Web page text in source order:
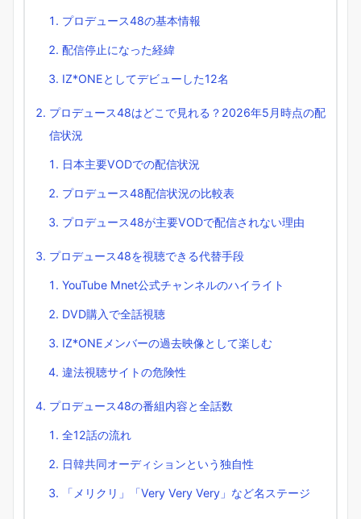
プロデュース48の基本情報
配信停止になった経緯
IZ*ONEとしてデビューした12名
プロデュース48はどこで見れる？2026年5月時点の配
信状況
日本主要VODでの配信状況
プロデュース48配信状況の比較表
プロデュース48が主要VODで配信されない理由
プロデュース48を視聴できる代替手段
YouTube Mnet公式チャンネルのハイライト
DVD購入で全話視聴
IZ*ONEメンバーの過去映像として楽しむ
違法視聴サイトの危険性
プロデュース48の番組内容と全話数
全12話の流れ
日韓共同オーディションという独自性
「メリクリ」「Very Very Very」など名ステージ